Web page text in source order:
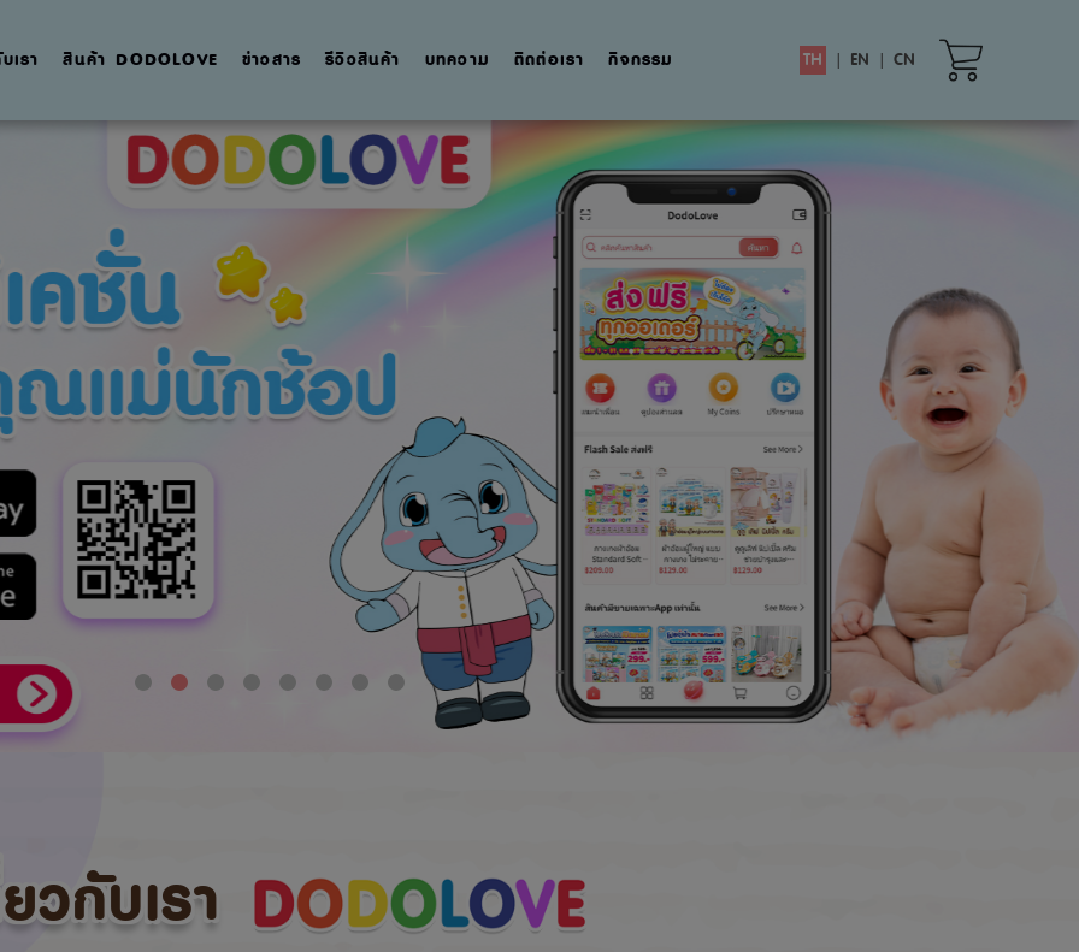
เรา สินค้า DODOLOVE ข่าวสาร รีวิวสินค้า บทความ ติดต่อเรา กิจกรรม TH | EN | CN
วกับเรา